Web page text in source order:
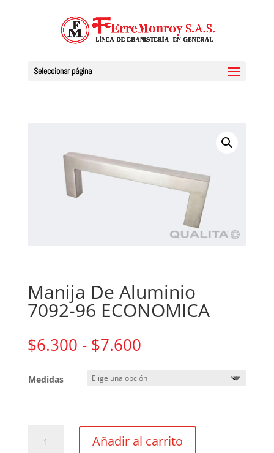
Seleccionar página
Manija De Aluminio
7092-96 ECONOMICA
$6.300 - $7.600Rango
precios:
desde
$7.600
Medidas
Añadir al carrito